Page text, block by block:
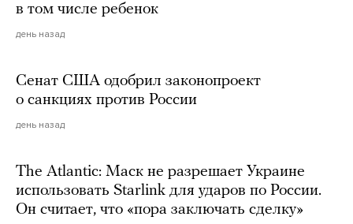
в том числе ребенок
день назад
Сенат США одобрил законопроект
о санкциях против России
день назад
The Atlantic: Маск не разрешает Украине
использовать Starlink для ударов по России.
Он считает, что «пора заключать сделку»